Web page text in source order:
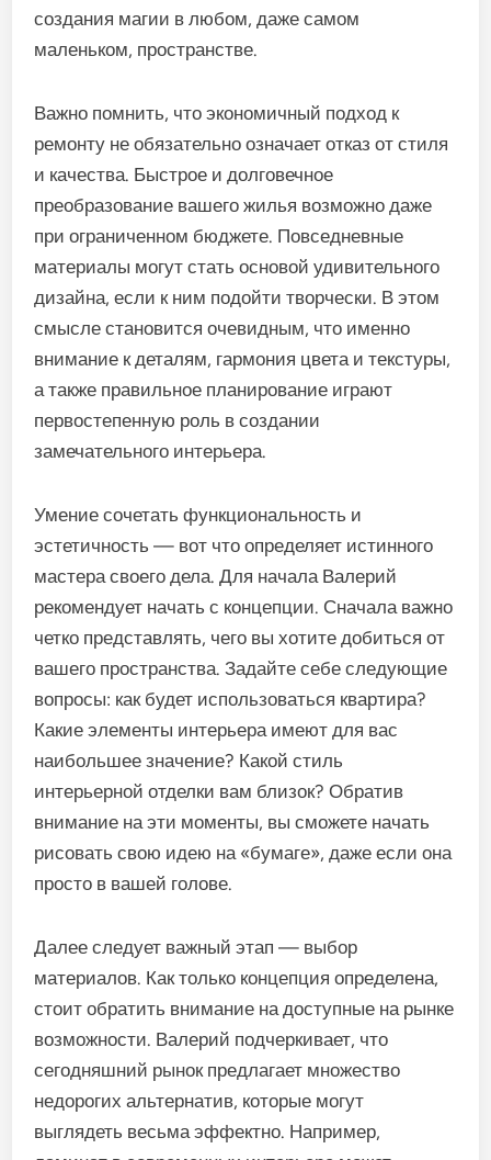
создания магии в любом, даже самом
маленьком, пространстве.
Важно помнить, что экономичный подход к
ремонту не обязательно означает отказ от стиля
и качества. Быстрое и долговечное
преобразование вашего жилья возможно даже
при ограниченном бюджете. Повседневные
материалы могут стать основой удивительного
дизайна, если к ним подойти творчески. В этом
смысле становится очевидным, что именно
внимание к деталям, гармония цвета и текстуры,
а также правильное планирование играют
первостепенную роль в создании
замечательного интерьера.
Умение сочетать функциональность и
эстетичность — вот что определяет истинного
мастера своего дела. Для начала Валерий
рекомендует начать с концепции. Сначала важно
четко представлять, чего вы хотите добиться от
вашего пространства. Задайте себе следующие
вопросы: как будет использоваться квартира?
Какие элементы интерьера имеют для вас
наибольшее значение? Какой стиль
интерьерной отделки вам близок? Обратив
внимание на эти моменты, вы сможете начать
рисовать свою идею на «бумаге», даже если она
просто в вашей голове.
Далее следует важный этап — выбор
материалов. Как только концепция определена,
стоит обратить внимание на доступные на рынке
возможности. Валерий подчеркивает, что
сегодняшний рынок предлагает множество
недорогих альтернатив, которые могут
выглядеть весьма эффектно. Например,